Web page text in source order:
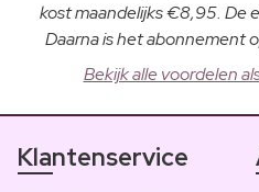
kost maandelijks €8,95. De
Daarna is het abonnement
Bekijk alle voordelen
Klantenservice